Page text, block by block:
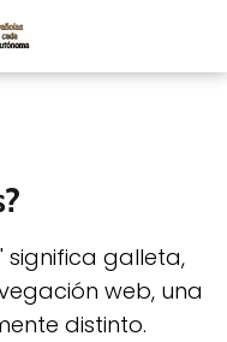
significa galleta,
web, una
distinto.